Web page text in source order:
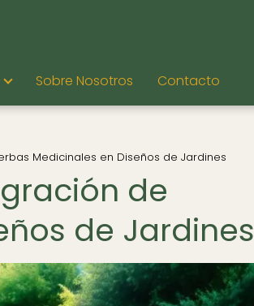
Sobre Nosotros Contacto
Medicinales en Diseños de Jardines
de
de Jardines